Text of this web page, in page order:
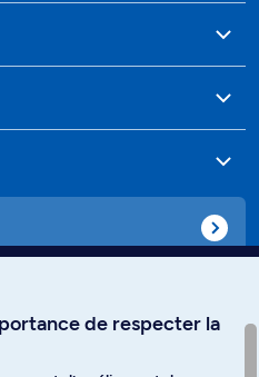
de respecter la